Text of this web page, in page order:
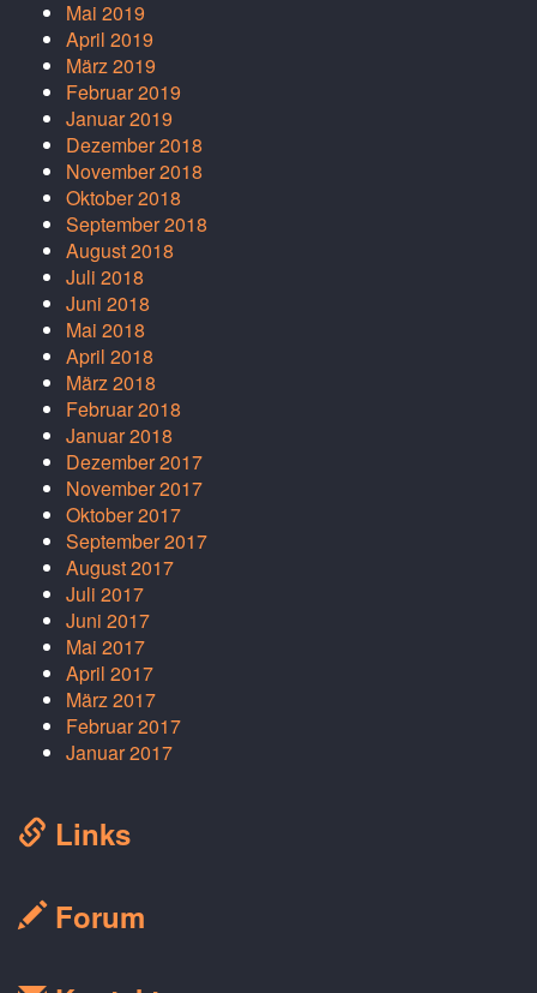
Mai 2019
April 2019
März 2019
Februar 2019
Januar 2019
Dezember 2018
November 2018
Oktober 2018
September 2018
August 2018
Juli 2018
Juni 2018
Mai 2018
April 2018
März 2018
Februar 2018
Januar 2018
Dezember 2017
November 2017
Oktober 2017
September 2017
August 2017
Juli 2017
Juni 2017
Mai 2017
April 2017
März 2017
Februar 2017
Januar 2017
Links
Forum